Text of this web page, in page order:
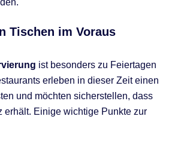
Tischen im Voraus
ist besonders zu Feiertagen
erleben in dieser Zeit einen
und möchten sicherstellen, dass
erhält. Einige wichtige Punkte zur